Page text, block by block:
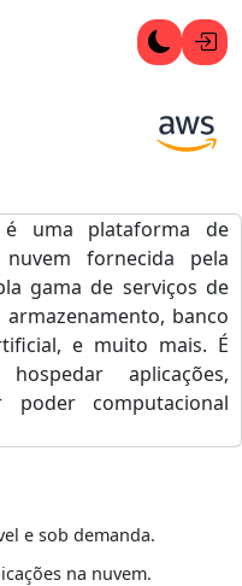
é uma plataforma de
fornecida pela
gama de serviços de
banco
e muito mais. É
aplicações,
computacional
e sob demanda.
na nuvem.